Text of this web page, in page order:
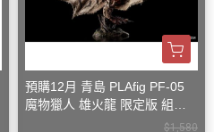
預購12月 青島 PLAfig PF-05
魔物獵人 雄火龍 限定版 組裝
$1,580